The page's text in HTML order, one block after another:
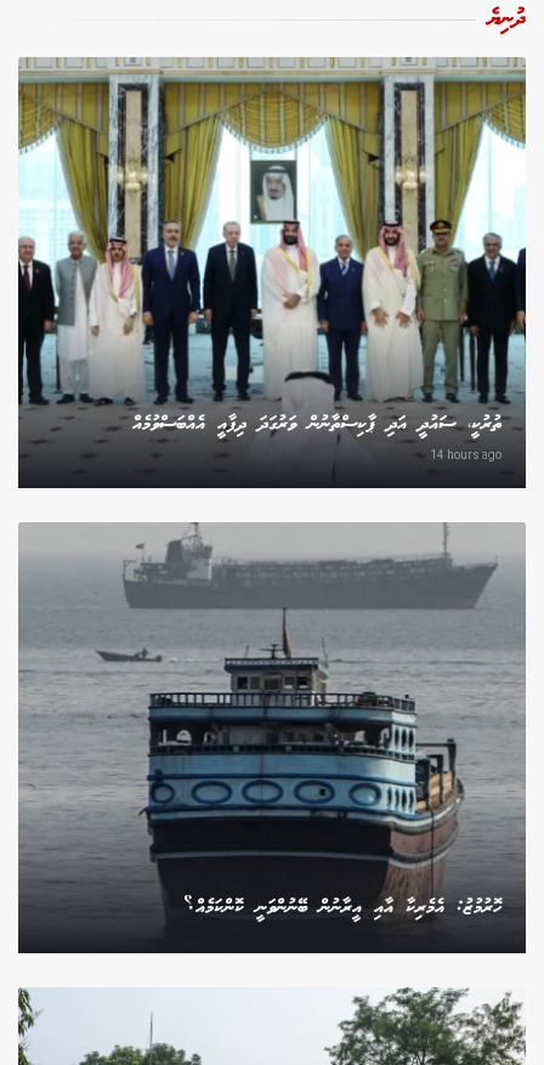
ދުނިޔެ
ތުރުކީ، ސައުދީ އަދި ޕާކިސްތާނުން ވަރުގަދަ ދިފާއީ އެއްބަސްވުމެއް
14 hours ago
ހޮރުމުޒު: އެމެރިކާ އާއި އީރާނުން ބޭނުންވަނީ ކޮންކަމެއް؟